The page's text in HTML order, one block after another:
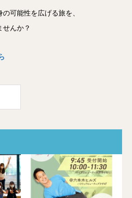
可能性を広げる旅を、
せんか？